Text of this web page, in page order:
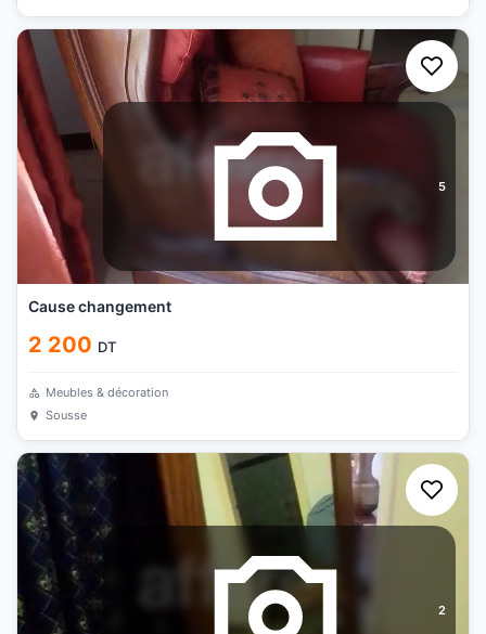
5
Cause changement
2 200 DT
Meubles & décoration
Sousse
2